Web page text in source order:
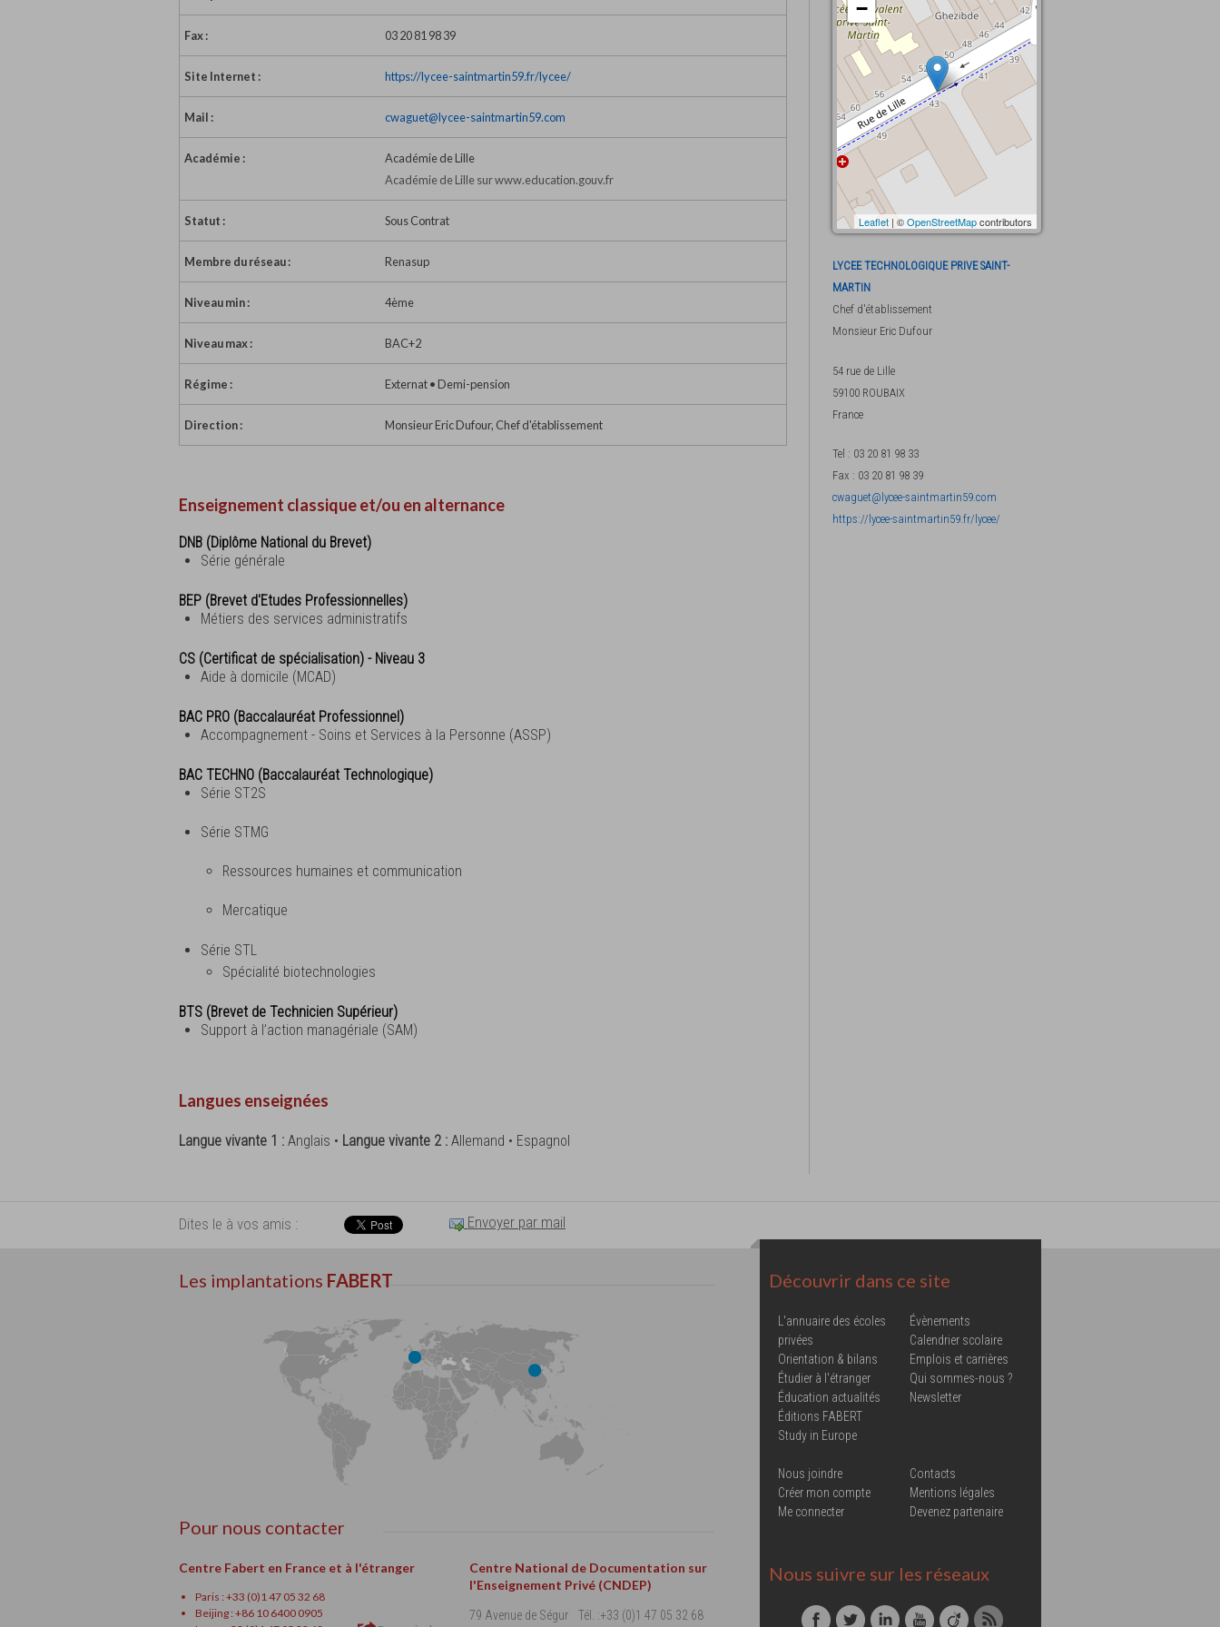
Fax : 03 20 81 98 39
Site Internet : https://lycee-saintmartin59.fr/lycee/
Mail : cwaguet@lycee-saintmartin59.com
Académie :
Académie de Lille
Académie de Lille sur www.education.gouv.fr
Statut : Sous Contrat
Membre du réseau : Renasup
Niveau min : 4ème
Niveau max : BAC+2
Régime : Externat • Demi-pension
Direction : Monsieur Eric Dufour, Chef d'établissement
Enseignement classique et/ou en alternance
DNB (Diplôme National du Brevet)
Série générale
BEP (Brevet d'Etudes Professionnelles)
Métiers des services administratifs
CS (Certificat de spécialisation) - Niveau 3
Aide à domicile (MCAD)
BAC PRO (Baccalauréat Professionnel)
Accompagnement - Soins et Services à la Personne (ASSP)
BAC TECHNO (Baccalauréat Technologique)
Série ST2S
Série STMG
Ressources humaines et communication
Mercatique
Série STL
Spécialité biotechnologies
BTS (Brevet de Technicien Supérieur)
Support à l’action managériale (SAM)
Langues enseignées
Langue vivante 1 : Anglais • Langue vivante 2 : Allemand • Espagnol
−
Leaflet | ©OpenStreetMapcontributors
LYCEE TECHNOLOGIQUE PRIVE SAINT-
MARTIN
Chef d'établissement
Monsieur Eric Dufour
54 rue de Lille
59100 ROUBAIX
France
Tel : 03 20 81 98 33
Fax : 03 20 81 98 39
cwaguet@lycee-saintmartin59.com
https://lycee-saintmartin59.fr/lycee/
Dites le à vos amis : Envoyer par mail
Les implantations FABERT
Pour nous contacter
Centre Fabert en France et à l'étranger
Paris : +33 (0)1 47 05 32 68
Beijing : +86 10 6400 0905
Centre National de Documentation sur
l'Enseignement Privé (CNDEP)
79 Avenue de Ségur Tél. :+33 (0)1 47 05 32 68
Découvrir dans ce site
L'annuaire des écoles
privées
Orientation & bilans
Étudier à l'étranger
Éducation actualités
Éditions FABERT
Study in Europe
Évènements
Calendrier scolaire
Emplois et carrières
Qui sommes-nous ?
Newsletter
Nous joindre
Créer mon compte
Me connecter
Contacts
Mentions légales
Devenez partenaire
Nous suivre sur les réseaux